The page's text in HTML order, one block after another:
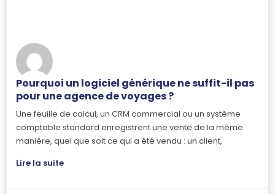
Pourquoi un logiciel générique ne suffit-il pas
pour une agence de voyages ?
Une feuille de calcul, un CRM commercial ou un système
comptable standard enregistrent une vente de la même
manière, quel que soit ce qui a été vendu : un client,
Lire la suite